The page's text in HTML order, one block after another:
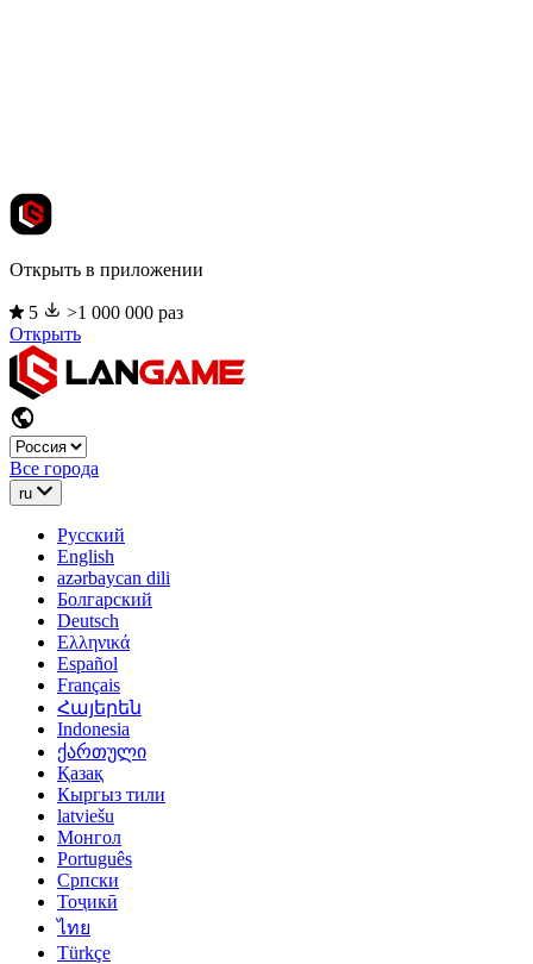
Открыть в приложении
5
>1 000 000 раз
Открыть
Все города
ru
Русский
English
azərbaycan dili
Болгарский
Deutsch
Ελληνικά
Español
Français
Հայերեն
Indonesia
ქართული
Қазақ
Кыргыз тили
latviešu
Монгол
Português
Српски
Тоҷикӣ
ไทย
Türkçe